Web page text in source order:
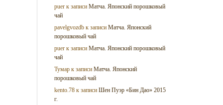
puer к записиМатча. Японский порошковый
чай
pavelgvozdb к записиМатча. Японский
порошковый чай
puer к записиМатча. Японский порошковый
чай
Тумар к записиМатча. Японский
порошковый чай
kento.78 к записиШен Пуэр «Бин Дао» 2015
г.